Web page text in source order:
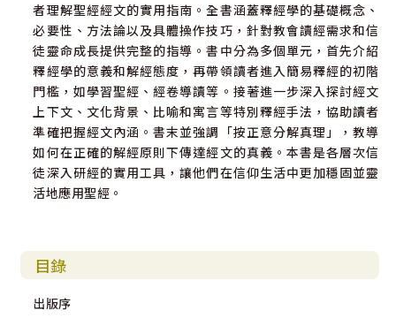
者理解聖經經文的實用指南。全書涵蓋釋經學的基礎概念、
必要性、方法論以及具體操作技巧，針對教會讀經需求和信
徒靈命成長提供完整的指導。書中分為多個單元，首先介紹
釋經學的意義和解經態度，再帶領讀者進入簡易釋經的初階
門檻，如學習聖經、經卷導讀等。接著進一步深入探討經文
上下文、文化背景、比喻和寓言等特別釋經手法，協助讀者
準確把握經文內涵。書末並強調「按正意分解真理」，教導
如何在正確的解經原則下傳達經文的真義。本書是各層次信
徒深入研經的實用工具，讓他們在信仰生活中更加穩固並靈
活地應用聖經。
目錄
出版序